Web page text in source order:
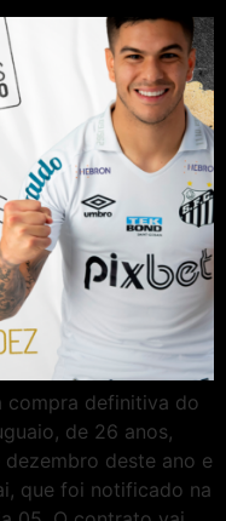
compra definitiva do
de 26 anos,
deste ano e
que foi notificado na